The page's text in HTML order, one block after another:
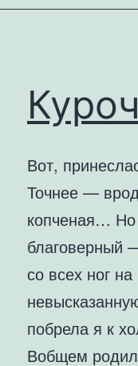
Вот,
Точнее —
копченая…
благоверный
со всех ног
побрела я к
Вобщем